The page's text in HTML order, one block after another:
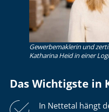
Gewerbemaklerin und
Katharina Heid in einer
Das Wichtigste in
In Nettetal hängt